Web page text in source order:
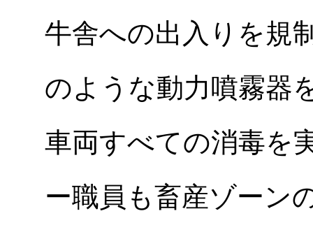
牛舎への出入りを規
のような動力噴霧器
車両すべての消毒を
ー職員も畜産ゾーン